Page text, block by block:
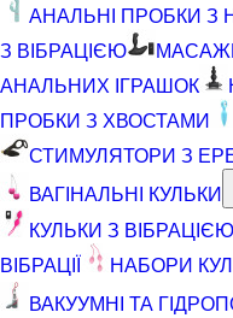
АНАЛЬНІ ПРОБКИ З
З ВІБРАЦІЄЮ
АНАЛЬНИХ ІГРАШОК
ПРОБКИ З ХВОСТАМИ
СТИМУЛЯТОРИ З
ВАГІНАЛЬНІ КУЛЬКИ
КУЛЬКИ З ВІБРАЦІЄЮ
ВІБРАЦІЇ
НАБОРИ
ВАКУУМНІ ТА